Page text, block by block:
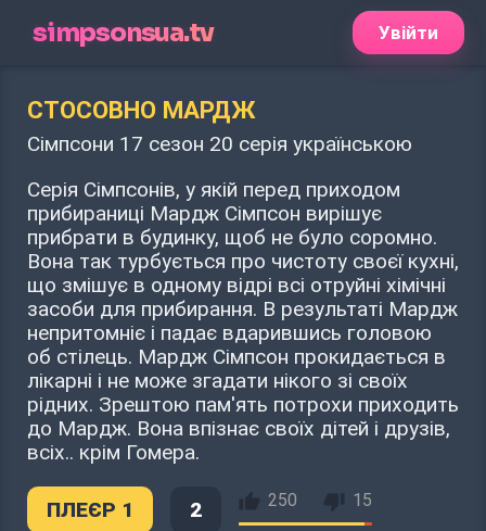
simpsonsua.tv Увійти
СТОСОВНО МАРДЖ
Сімпсони 17 сезон 20 серія українською
Серія Сімпсонів, у якій перед приходом
прибираниці Мардж Сімпсон вирішує
прибрати в будинку, щоб не було соромно.
Вона так турбується про чистоту своєї кухні,
що змішує в одному відрі всі отруйні хімічні
засоби для прибирання. В результаті Мардж
непритомніє і падає вдарившись головою
об стілець. Мардж Сімпсон прокидається в
лікарні і не може згадати нікого зі своїх
рідних. Зрештою пам'ять потрохи приходить
до Мардж. Вона впізнає своїх дітей і друзів,
всіх.. крім Гомера.
ПЛЕЄР 1 2 250 15